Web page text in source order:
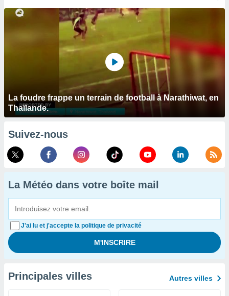
La foudre frappe un terrain de football à Narathiwat, en
Thaïlande.
Suivez-nous
La Météo dans votre boîte mail
J'ai lu et j'accepte la politique de privacité
Principales villes Autres villes